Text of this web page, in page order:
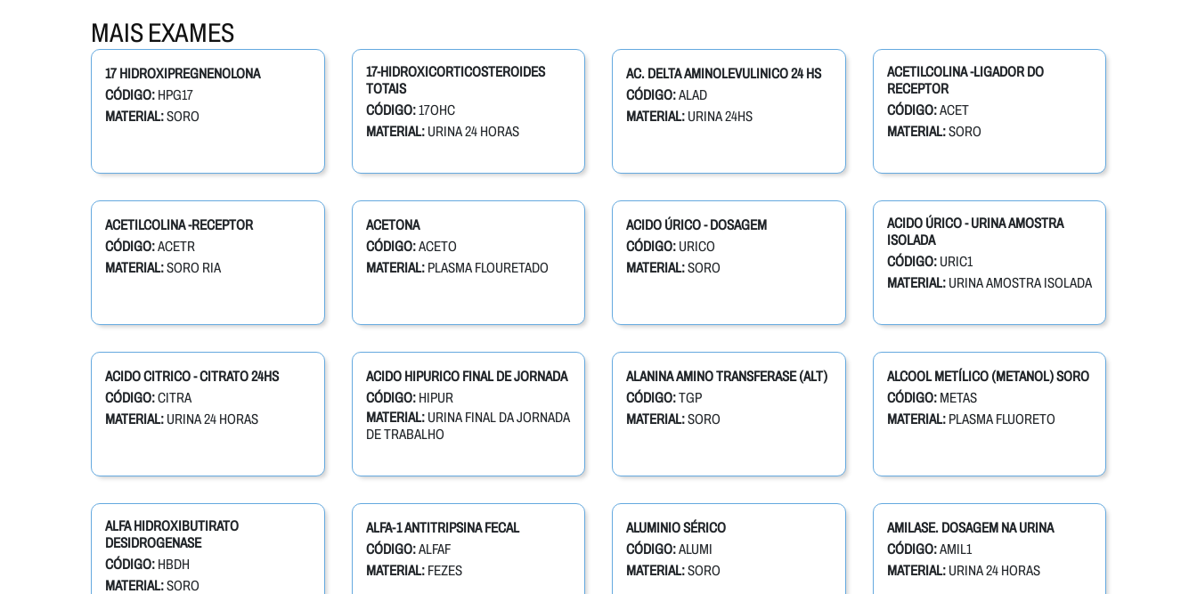
MAIS EXAMES
17 HIDROXIPREGNENOLONA
CÓDIGO: HPG17
MATERIAL:SORO
17-HIDROXICORTICOSTEROIDES
TOTAIS
CÓDIGO:17OHC
MATERIAL:URINA 24 HORAS
AC. DELTA AMINOLEVULINICO 24 HS
CÓDIGO:ALAD
MATERIAL: URINA 24HS
ACETILCOLINA -LIGADOR DO
RECEPTOR
CÓDIGO:ACET
MATERIAL:SORO
ACETILCOLINA -RECEPTOR
CÓDIGO:ACETR
MATERIAL:SORO RIA
ACETONA
CÓDIGO:ACETO
MATERIAL:PLASMA FLOURETADO
ACIDO ÚRICO - DOSAGEM
CÓDIGO: URICO
MATERIAL:SORO
ACIDO ÚRICO - URINA AMOSTRA
ISOLADA
CÓDIGO: URIC1
MATERIAL:URINA AMOSTRA ISOLADA
ACIDO CITRICO - CITRATO 24HS
CÓDIGO:CITRA
MATERIAL: URINA 24 HORAS
ACIDO HIPURICO FINAL DE JORNADA
CÓDIGO: HIPUR
MATERIAL:URINA FINAL DA JORNADA
DE TRABALHO
ALANINA AMINO TRANSFERASE (ALT)
CÓDIGO:TGP
MATERIAL:SORO
ALCOOL METÍLICO (METANOL) SORO
CÓDIGO: METAS
MATERIAL:PLASMA FLUORETO
ALFA HIDROXIBUTIRATO
DESIDROGENASE
CÓDIGO: HBDH
MATERIAL:SORO
ALFA-1 ANTITRIPSINA FECAL
CÓDIGO:ALFAF
MATERIAL:FEZES
ALUMINIO SÉRICO
CÓDIGO:ALUMI
MATERIAL:SORO
AMILASE. DOSAGEM NA URINA
CÓDIGO:AMIL1
MATERIAL:URINA 24 HORAS